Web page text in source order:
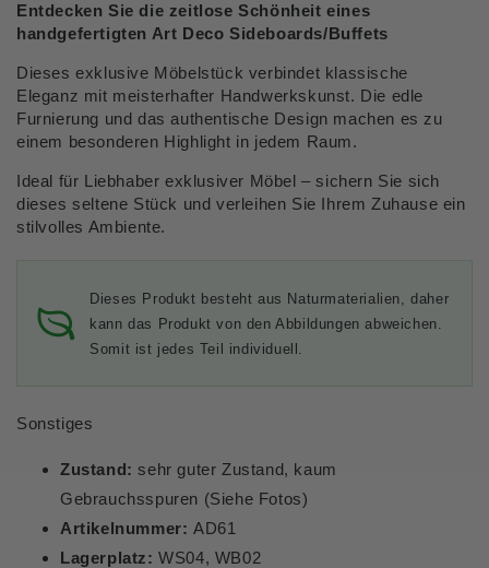
Entdecken Sie die zeitlose Schönheit eines
handgefertigten Art Deco Sideboards/Buffets
Dieses exklusive Möbelstück verbindet klassische
Eleganz mit meisterhafter Handwerkskunst. Die edle
Furnierung und das authentische Design machen es zu
einem besonderen Highlight in jedem Raum.
Ideal für Liebhaber exklusiver Möbel – sichern Sie sich
dieses seltene Stück und verleihen Sie Ihrem Zuhause ein
stilvolles Ambiente.
Dieses Produkt besteht aus Naturmaterialien, daher
kann das Produkt von den Abbildungen abweichen.
Somit ist jedes Teil individuell.
Sonstiges
Zustand:sehr guter Zustand, kaum
Gebrauchsspuren (Siehe Fotos)
Artikelnummer: AD61
Lagerplatz:WS04, WB02